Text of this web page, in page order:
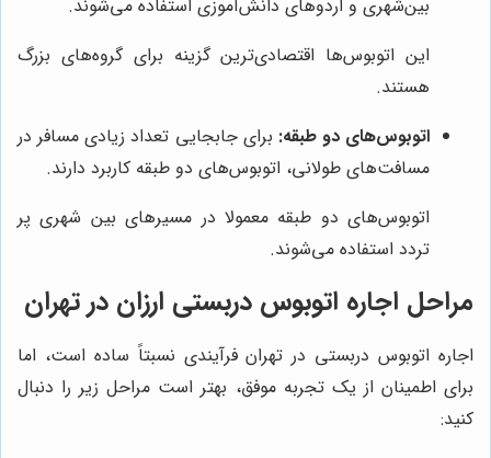
بین‌شهری و اردوهای دانش‌آموزی استفاده می‌شوند.
این اتوبوس‌ها اقتصادی‌ترین گزینه برای گروه‌های بزرگ
هستند.
اتوبوس‌های دو طبقه: برای جابجایی تعداد زیادی مسافر در
مسافت‌های طولانی، اتوبوس‌های دو طبقه کاربرد دارند.
اتوبوس‌های دو طبقه معمولا در مسیرهای بین شهری پر
تردد استفاده می‌شوند.
مراحل اجاره اتوبوس دربستی ارزان در تهران
اجاره اتوبوس دربستی در تهران فرآیندی نسبتاً ساده است، اما
برای اطمینان از یک تجربه موفق، بهتر است مراحل زیر را دنبال
کنید: